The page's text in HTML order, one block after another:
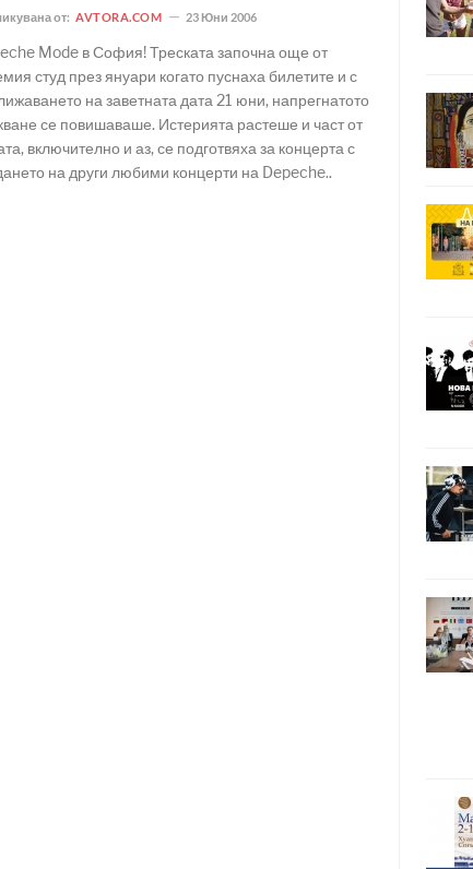
от: AVTORA.COM 23 Юни 2006
Mode в София! Треската започна още от
студ през януари когато пуснаха билетите и с
на заветната дата 21 юни, напрегнатото
се повишаваше. Истерията растеше и част от
включително и аз, се подготвяха за концерта с
на други любими концерти на Depeche..